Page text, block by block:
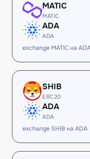
MATIC
MATIC
ADA
ADA
exchange MATIC на
SHIB
ERC20
ADA
ADA
exchange SHIB на